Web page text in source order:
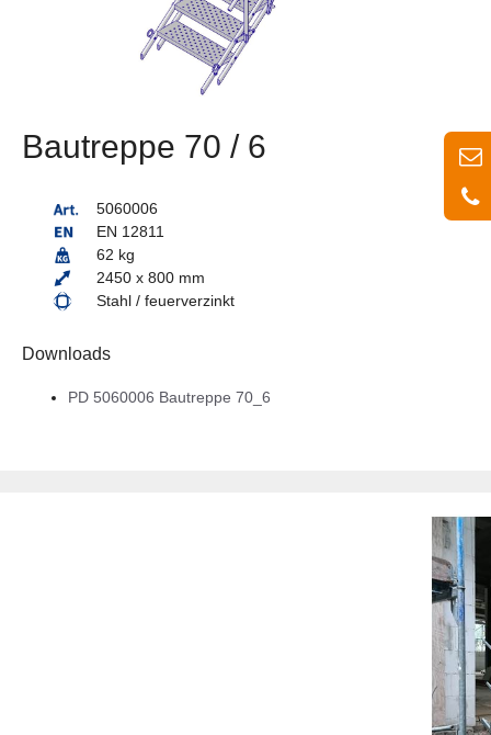
Bautreppe 70 / 6
5060006
EN 12811
62 kg
2450 x 800 mm
Stahl / feuerverzinkt
Downloads
PD 5060006 Bautreppe 70_6